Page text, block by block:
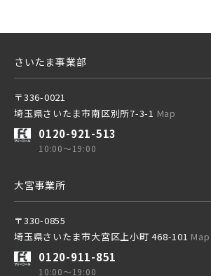
東京メトロ有楽町線
北総鉄道
埼玉高速鉄道
JR中央線
東武日光線
小学校まで徒歩圏内
さいたま事業部
〒336-0021
埼玉県さいたま市南区別所7-3-1 Map
0120-921-513
10:00～19:00
大宮事業所
〒330-0855
埼玉県さいたま市大宮区上小町 468-101 Map
0120-911-851
10:00～19:00